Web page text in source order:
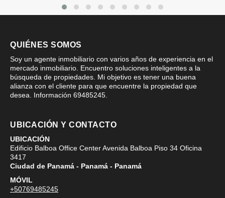
QUIÉNES SOMOS
Soy un agente inmobiliario con varios años de experiencia en el
mercado inmobiliario. Encuentro soluciones inteligentes a la
búsqueda de propiedades. Mi objetivo es tener una buena
alianza con el cliente para que encuentre la propiedad que
desea. Información 69485245.
UBICACIÓN Y CONTACTO
UBICACIÓN
Edificio Balboa Office Center Avenida Balboa Piso 34 Oficina
3417
Ciudad de Panamá - Panamá - Panamá
MÓVIL
+50769485245